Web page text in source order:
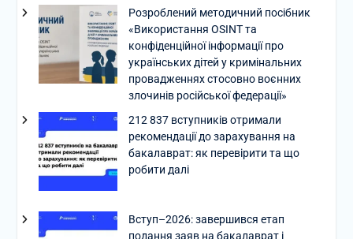
Розроблений методичний посібник
«Використання OSINT та
конфіденційної інформації про
українських дітей у кримінальних
провадженнях стосовно воєнних
злочинів російської федерації»
212 837 вступників отримали
рекомендації до зарахування на
бакалаврат: як перевірити та що
робити далі
Вступ–2026: завершився етап
подання заяв на бакалаврат і